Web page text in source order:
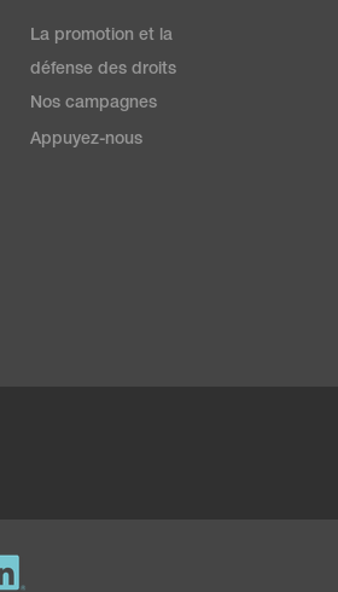
La promotion et la
défense des droits
Nos campagnes
Appuyez-nous